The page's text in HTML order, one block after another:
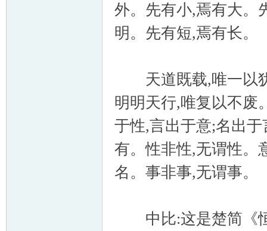
外。先有小,焉有大。
明。先有短,焉有长。
天道既载,唯一以犹
明明天行,唯复以不废
于性,言出于意;名出
有。性非性,无谓性。
名。事非事,无谓事。
中比:这是楚简《恒